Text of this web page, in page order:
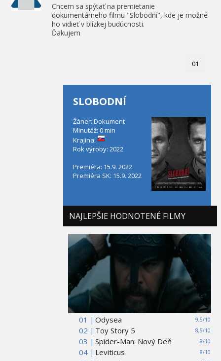
Chcem sa spýtať na premietanie
dokumentárneho filmu "Slobodní", kde je možné
ho vidieť v blízkej budúcnosti.
Ďakujem
01
SLOBODNÍ
Žáner: Dokument
Minutáž: 0 min
Krajina:
Rok výroby: 2022
Premiéra: 15.9. 2022
Premiéra SK: 15.9. 2022
NAJLEPŠIE HODNOTENÉ FILMY
01 | 9,5/10
Odysea
02 |
8,5/10
Toy Story 5
03 |
8/10
Spider-Man: Nový Deň
04 |
8/10
Leviticus